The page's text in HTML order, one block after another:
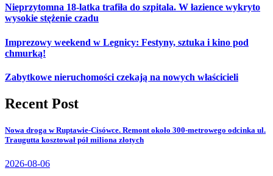
Nieprzytomna 18-latka trafiła do szpitala. W łazience wykryto
wysokie stężenie czadu
Imprezowy weekend w Legnicy: Festyny, sztuka i kino pod
chmurką!
Zabytkowe nieruchomości czekają na nowych właścicieli
Recent Post
Nowa droga w Ruptawie-Cisówce. Remont około 300-metrowego odcinka ul.
Traugutta kosztował pół miliona złotych
2026-08-06